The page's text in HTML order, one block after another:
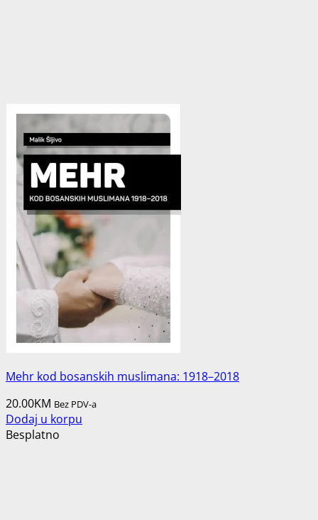
Mehr kod bosanskih muslimana: 1918–2018
20.00KM Bez PDV-a
Dodaj u korpu
Besplatno